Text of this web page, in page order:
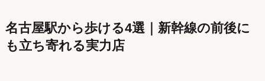
名古屋駅から歩ける4選｜新幹線の前後に
も立ち寄れる実力店